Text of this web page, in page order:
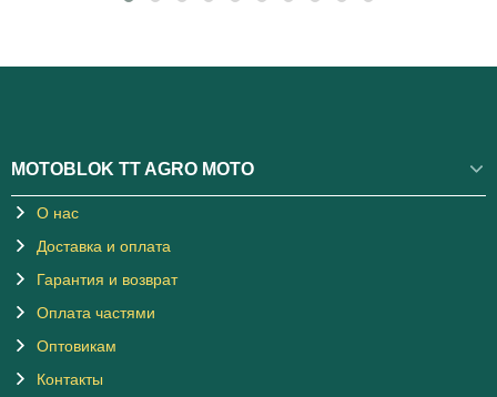
MOTOBLOK TT AGRO MOTO
О нас
Доставка и оплата
Гарантия и возврат
Оплата частями
Оптовикам
Контакты